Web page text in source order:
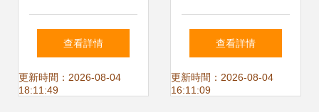
聯網+醫療健康會
重蹈社區團購的覆
查看詳情
更新時間：2026-08-04
18:11:49
生咨詢服務 您的個
性化健康管理專家
查看詳情
更新時間：2026-08-04
16:11:09